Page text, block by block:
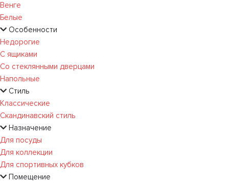
Венге
Белые
Особенности
Недорогие
С ящиками
Со стеклянными дверцами
Напольные
Стиль
Классические
Скандинавский стиль
Назначение
Для посуды
Для коллекции
Для спортивных кубков
Помещение